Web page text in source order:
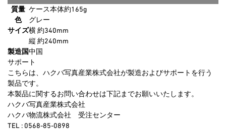
質量 ケース本体約165g
色
グレー
サイズ横 約340mm
縦 約240mm
製造国中国
サポート
こちらは、ハクバ写真産業株式会社が製造およびサポートを行う
製品です。
本製品に関するお問い合わせは下記までお願いいたします。
ハクバ写真産業株式会社
ハクバ物流株式会社 受注センター
TEL : 0568-85-0898